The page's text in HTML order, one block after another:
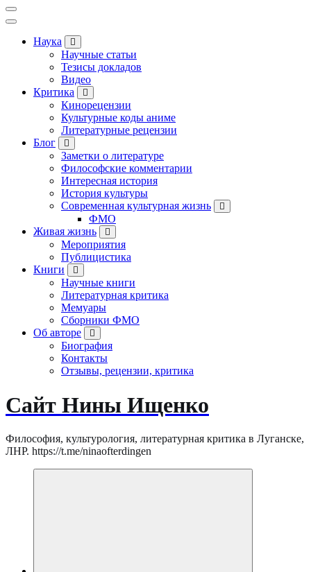
Наука
Научные статьи
Тезисы докладов
Видео
Критика
Кинорецензии
Культурные коды аниме
Литературные рецензии
Блог
Заметки о литературе
Философские комментарии
Интересная история
История культуры
Современная культурная жизнь
ФМО
Живая жизнь
Мероприятия
Публицистика
Книги
Научные книги
Литературная критика
Мемуары
Сборники ФМО
Об авторе
Биография
Контакты
Отзывы, рецензии, критика
Сайт Нины Ищенко
Философия, культурология, литературная критика в Луганске,
ЛНР. https://t.me/ninaofterdingen